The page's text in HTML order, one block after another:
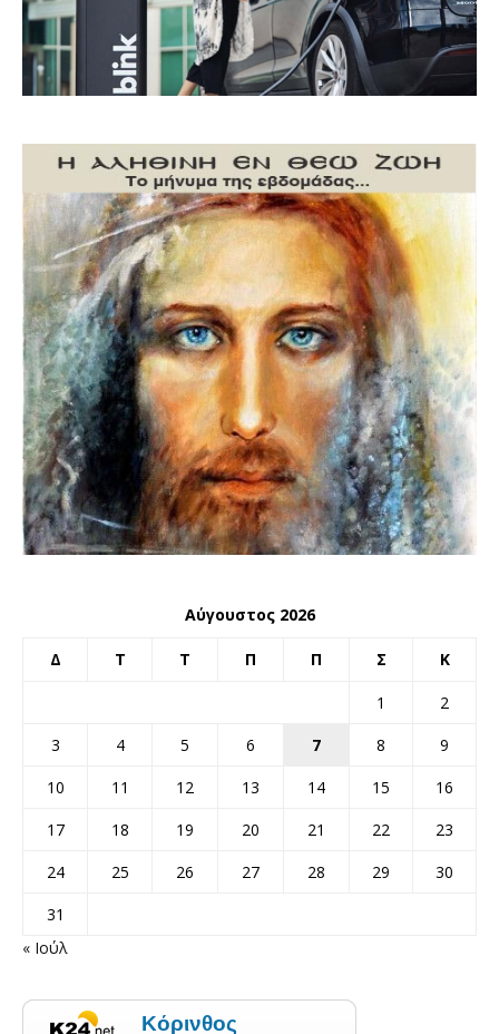
Αύγουστος 2026
Δ Τ Τ Π Π Σ Κ
1
2
3
4 5 6 7 8
9
10
11 12 13 14 15
16
17
18 19 20 21 22
23
24
25 26 27 28 29
30
31
« Ιούλ